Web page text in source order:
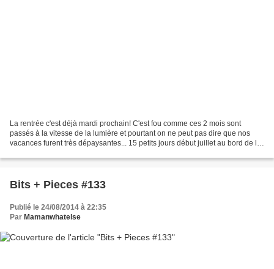
La rentrée c'est déjà mardi prochain! C'est fou comme ces 2 mois sont
passés à la vitesse de la lumière et pourtant on ne peut pas dire que nos
vacances furent très dépaysantes... 15 petits jours début juillet au bord de la
Bits + Pieces #133
Publié le 24/08/2014 à 22:35
Par Mamanwhatelse